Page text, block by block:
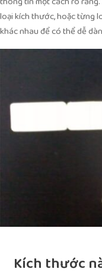
loại kích thước, hoặc từng
khác nhau để có thể dễ
Kích thước